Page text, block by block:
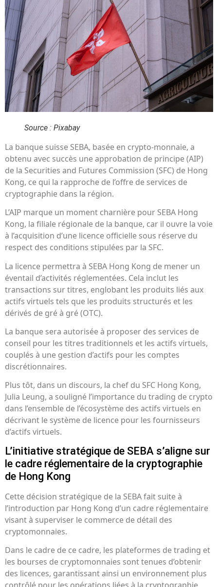
Source : Pixabay
La banque suisse SEBA, basée en crypto-monnaie, a
obtenu avec succès une approbation de principe (AIP)
de la Securities and Futures Commission (SFC) de Hong
Kong, ce qui la rapproche de l’offre de services de
cryptographie dans la région.
L’AIP marque un moment charnière pour SEBA Hong
Kong, la filiale régionale de la banque, car il ouvre la voie
à l’acquisition d’une licence officielle sous réserve du
respect des conditions stipulées par la SFC.
La licence permettra à SEBA Hong Kong de mener un
éventail d’activités réglementées. Cela inclut les
transactions sur titres, englobant les produits liés aux
actifs virtuels tels que les produits structurés et les
dérivés de gré à gré (OTC).
La banque sera autorisée à proposer des services de
conseil pour les titres traditionnels et les actifs virtuels,
couplés à une gestion d’actifs pour les comptes
discrétionnaires.
Plus tôt, dans un discours, la chef du SFC Hong Kong,
Julia Leung, a souligné l’importance du trading de crypto
dans l’ensemble de l’écosystème des actifs virtuels en
décrivant le système de licence pour les fournisseurs
d’actifs virtuels.
L’initiative stratégique de SEBA s’aligne sur
le cadre réglementaire de la cryptographie
de Hong Kong
Cette décision stratégique de la SEBA fait suite à
l’introduction par Hong Kong d’un cadre réglementaire
visant à superviser le commerce de détail des
cryptomonnaies.
Dans le cadre de ce cadre, les plateformes de trading et
les bourses de cryptomonnaies sont tenues d’obtenir
des licences, garantissant ainsi un environnement plus